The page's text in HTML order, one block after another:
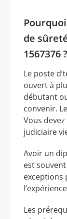
de
1567376 ?
Le poste
ouvert à
débutant
convenir.
Vous
judiciaire
Avoir un
est
exceptions
Les